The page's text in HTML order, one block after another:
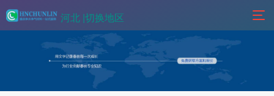
河北 |切换地区